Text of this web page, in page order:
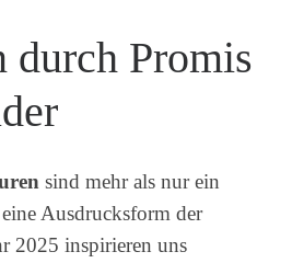
durch Promis
sind mehr als nur ein
Ausdrucksform der
2025 inspirieren uns